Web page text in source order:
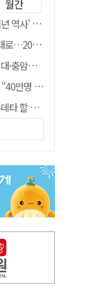
월간
복합 들어선다
급락
사 통합 직격
만명대 회복"
"정치적 보복"
선다
격 압수수색
요하다"